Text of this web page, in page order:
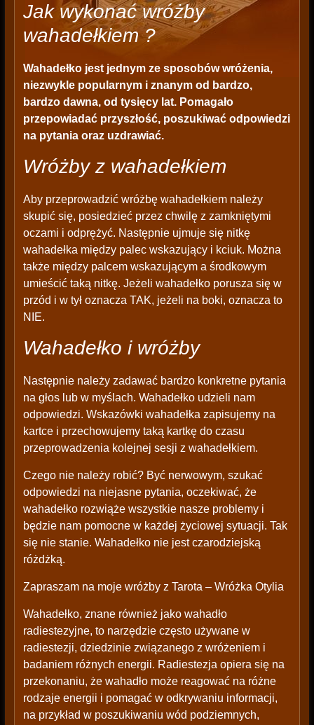
Jak wykonać wróżby
wahadełkiem ?
Wahadełko jest jednym ze sposobów wróżenia,
niezwykle popularnym i znanym od bardzo,
bardzo dawna, od tysięcy lat. Pomagało
przepowiadać przyszłość, poszukiwać odpowiedzi
na pytania oraz uzdrawiać.
Wróżby z wahadełkiem
Aby przeprowadzić wróżbę wahadełkiem należy
skupić się, posiedzieć przez chwilę z zamkniętymi
oczami i odprężyć. Następnie ujmuje się nitkę
wahadełka między palec wskazujący i kciuk. Można
także między palcem wskazującym a środkowym
umieścić taką nitkę. Jeżeli wahadełko porusza się w
przód i w tył oznacza TAK, jeżeli na boki, oznacza to
NIE.
Wahadełko i wróżby
Następnie należy zadawać bardzo konkretne pytania
na głos lub w myślach. Wahadełko udzieli nam
odpowiedzi. Wskazówki wahadełka zapisujemy na
kartce i przechowujemy taką kartkę do czasu
przeprowadzenia kolejnej sesji z wahadełkiem.
Czego nie należy robić? Być nerwowym, szukać
odpowiedzi na niejasne pytania, oczekiwać, że
wahadełko rozwiąże wszystkie nasze problemy i
będzie nam pomocne w każdej życiowej sytuacji. Tak
się nie stanie. Wahadełko nie jest czarodziejską
różdżką.
Zapraszam na moje wróżby z Tarota – Wróżka Otylia
Wahadełko, znane również jako wahadło
radiestezyjne, to narzędzie często używane w
radiestezji, dziedzinie związanego z wróżeniem i
badaniem różnych energii. Radiestezja opiera się na
przekonaniu, że wahadło może reagować na różne
rodzaje energii i pomagać w odkrywaniu informacji,
na przykład w poszukiwaniu wód podziemnych,